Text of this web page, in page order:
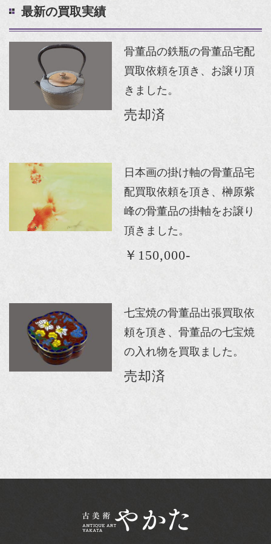
最新の買取実績
骨董品の鉄瓶の骨董品宅配
買取依頼を頂き、お譲り頂
きました。
売却済
日本画の掛け軸の骨董品宅
配買取依頼を頂き、榊原紫
峰の骨董品の掛軸をお譲り
頂きました。
￥150,000-
七宝焼の骨董品出張買取依
頼を頂き、骨董品の七宝焼
の入れ物を買取ました。
売却済